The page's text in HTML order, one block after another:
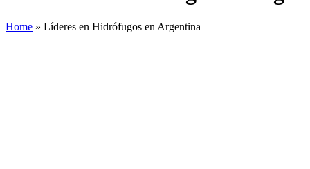
Home » Líderes en Hidrófugos en Argentina